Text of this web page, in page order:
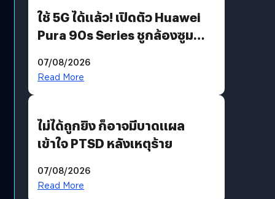
ใช้ 5G ได้แล้ว! เปิดตัว Huawei
Pura 90s Series ชูกล้องซูม
07/08/2026
Read More
ไม่ได้ถูกยิง ก็อาจมีบาดแผล
เข้าใจ PTSD หลังเหตุร้าย
07/08/2026
Read More